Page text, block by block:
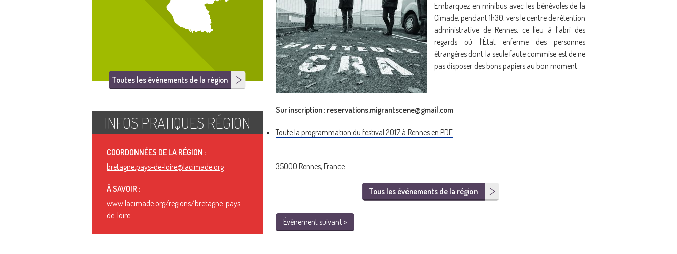
Embarquez en minibus avec les bénévoles de la
Cimade, pendant 1h30, vers le centre de rétention
administrative de Rennes, ce lieu à l’abri des
regards où l’État enferme des personnes
étrangères dont la seule faute commise est de ne
pas disposer des bons papiers au bon moment.
Sur inscription : reservations.migrantscene@gmail.com
Toute la programmation du festival 2017 à Rennes en PDF
35000 Rennes, France
Tous les événements de la région
Événement suivant »
Toutes les événements de la région
INFOS PRATIQUES RÉGION
COORDONNÉES DE LA RÉGION :
bretagne.pays-de-loire@lacimade.org
À SAVOIR :
www.lacimade.org/regions/bretagne-pays-
de-loire